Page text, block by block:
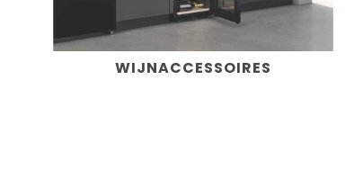
WIJNACCESSOIRES